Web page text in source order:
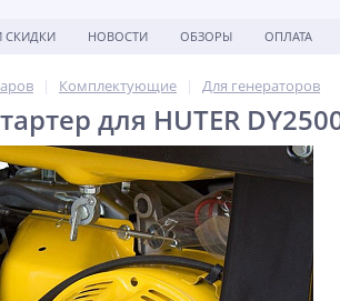
СКИДКИ НОВОСТИ ОБЗОРЫ ОПЛАТА
Комплектующие Для генераторов
для HUTER